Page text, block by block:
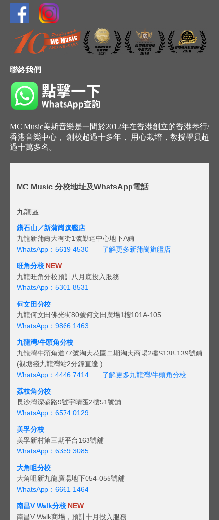
聯絡我們
MC Music美斯音樂是一間於2012年在香港創立的香港琴行/
香港音樂中心， 創校超過十多年， 用心栽培，教授學員超
過十萬多名。
MC Music 分校地址及WhatsApp電話
九龍區
鑽石山／新蒲崗旗艦店
九龍新蒲崗大有街1號勤達中心地下A鋪
WhatsApp：5619 4530
了解更多新蒲崗旗艦店
旺角分校 NEW
九龍旺角分校預計八月底投入服務
WhatsApp：5301 8531
何文田分校
九龍何文田佛光街80號何文田廣場1樓101A-105
WhatsApp：9866 1463
九龍灣/牛頭角分校
九龍灣牛頭角道77號淘大花園二期淘大商場2樓S138-139號鋪
(觀塘綫九龍灣站2分鐘直達 )
WhatsApp：4446 7414
了解更多九龍灣/牛頭角分校
荔枝角分校
長沙灣深盛路9號宇晴匯2樓51號舖
WhatsApp：6574 0129
美孚分校
美孚新村第三期平台163號舖
WhatsApp：6359 3085
大角咀分校
大角咀新九龍廣場地下054-055號舖
WhatsApp：6661 1464
南昌V Walk分校 NEW
南昌V Walk商場，預計十月投入服務